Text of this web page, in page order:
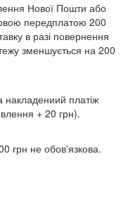
Нової Пошти або
передплатою 200
в разі повернення
зменшується на 200
накладениий платіж
+ 20 грн).
грн не обов'язкова.